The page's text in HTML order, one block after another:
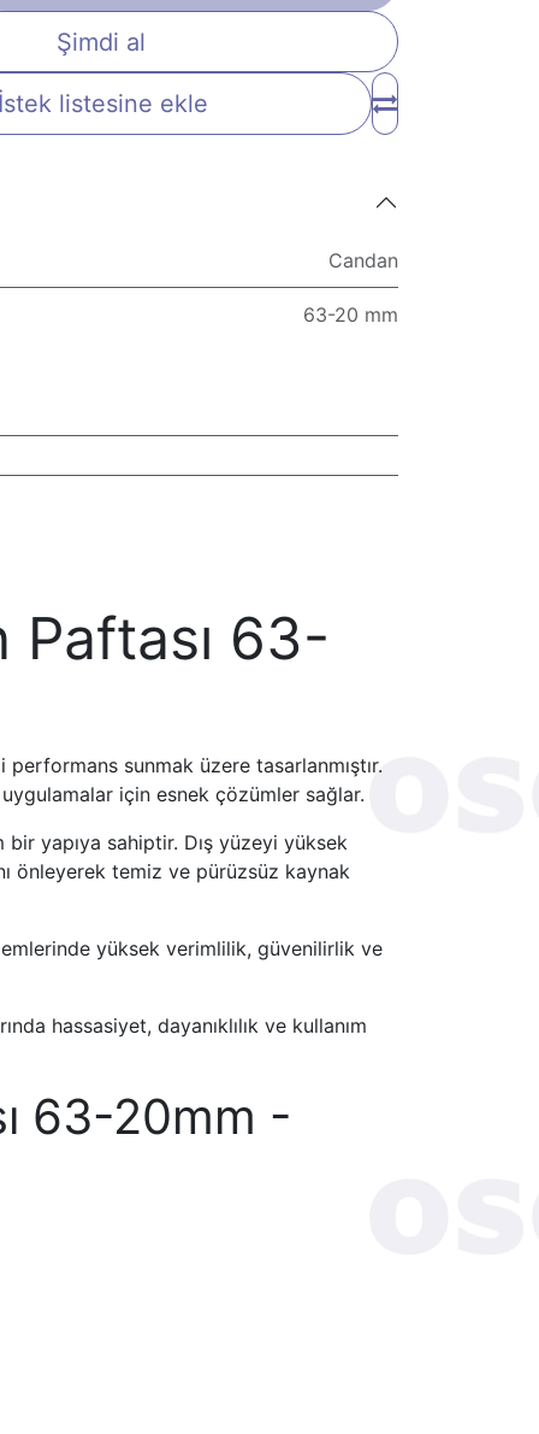
Şimdi al
listesine ekle
Candan
63-20 mm
63-
sunmak üzere tasarlanmıştır.
için esnek çözümler sağlar.
yapıya sahiptir. Dış yüzeyi yüksek
önleyerek temiz ve pürüzsüz kaynak
yüksek verimlilik, güvenilirlik ve
hassasiyet, dayanıklılık ve kullanım
63-20mm -